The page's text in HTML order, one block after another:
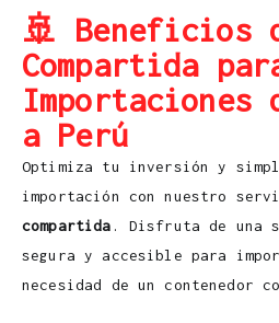
🚢 Beneficios
Compartida
Importaciones
a Perú
Optimiza tu inversión y
importación con nuestro
compartida . Disfruta de una
segura y accesible para
necesidad de un contenedor